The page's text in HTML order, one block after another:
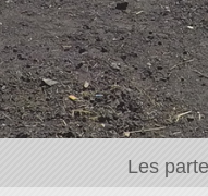
Les